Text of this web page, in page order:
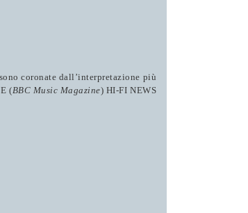
coronate dall’interpretazione più
(BBC Music Magazine) HI-FI NEWS